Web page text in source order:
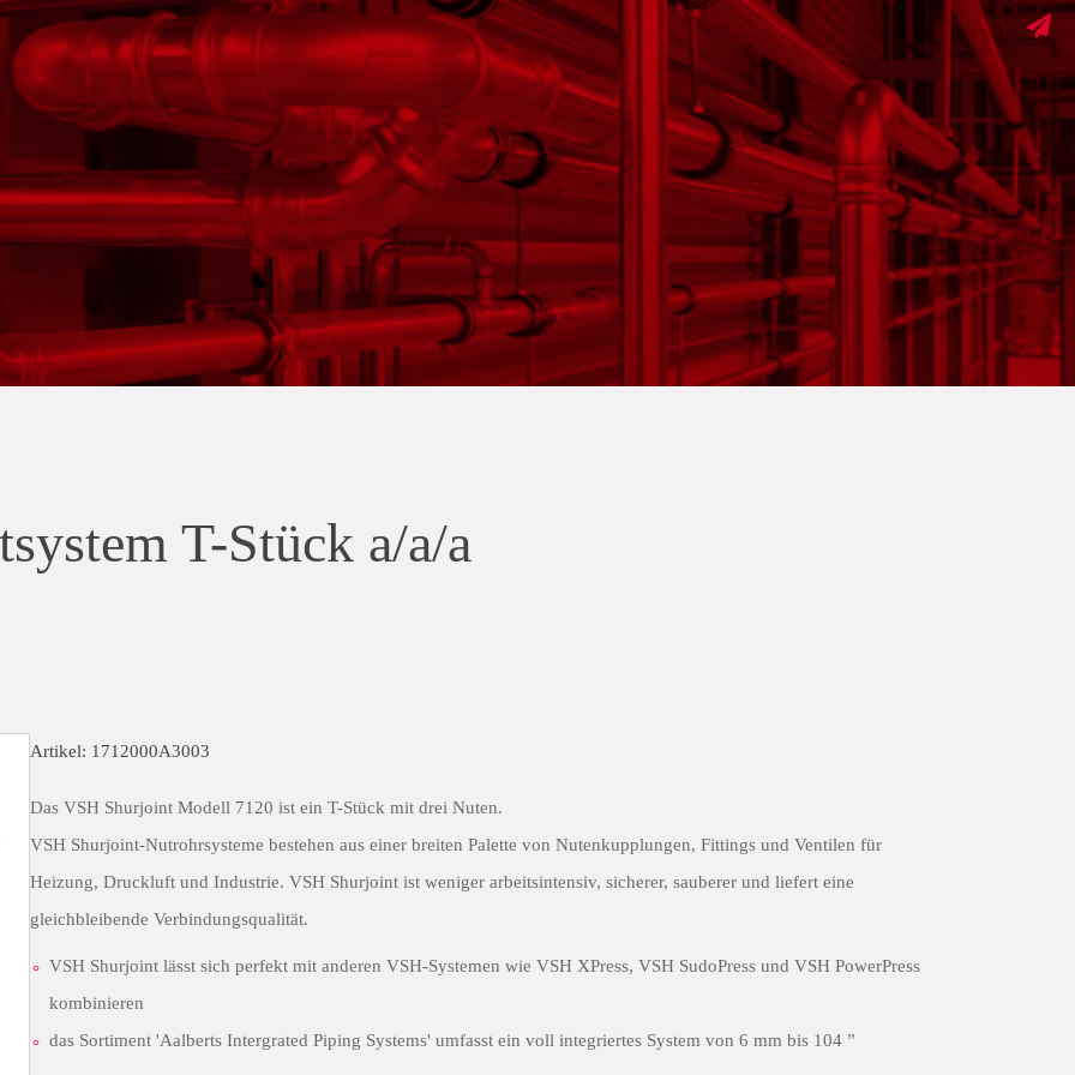
T-Stück a/a/a
Artikel: 1712000A3003
Das VSH Shurjoint Modell 7120 ist ein T-Stück mit drei Nuten.
VSH Shurjoint-Nutrohrsysteme bestehen aus einer breiten Palette von Nutenkupplungen, Fittings und Ventilen für
Heizung, Druckluft und Industrie. VSH Shurjoint ist weniger arbeitsintensiv, sicherer, sauberer und liefert eine
gleichbleibende Verbindungsqualität.
VSH Shurjoint lässt sich perfekt mit anderen VSH-Systemen wie VSH XPress, VSH SudoPress und VSH PowerPress
kombinieren
das Sortiment 'Aalberts Intergrated Piping Systems' umfasst ein voll integriertes System von 6 mm bis 104 ”